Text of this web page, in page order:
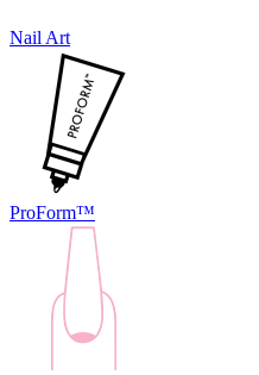
Nail Art
ProForm™